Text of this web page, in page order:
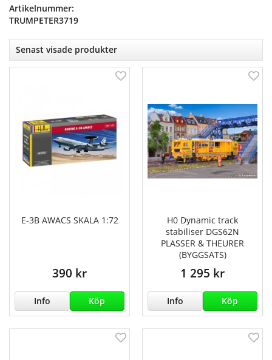
Artikelnummer:
TRUMPETER3719
Senast visade produkter
E-3B AWACS SKALA 1:72
390 kr
Info Köp
H0 Dynamic track
stabiliser DGS62N
PLASSER & THEURER
(BYGGSATS)
1 295 kr
Info Köp